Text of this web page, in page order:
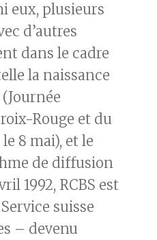
eux, plusieurs
d’autres
dans le cadre
la naissance
Rouge et du
8 mai), et le
de diffusion
1992, RCBS est
suisse
– devenu